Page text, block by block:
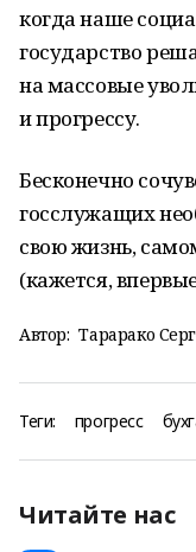
когда наше
государство
на массовые
и прогрессу.
Бесконечно
госслужащих
свою жизнь,
(кажется,
Автор: Тарарако
Теги: прогресс
Читайте нас